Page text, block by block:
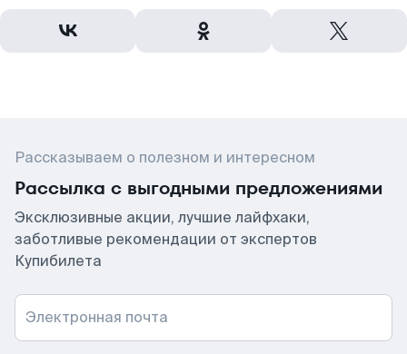
Рассказываем о полезном и интересном
Рассылка с выгодными предложениями
Эксклюзивные акции, лучшие лайфхаки,
заботливые рекомендации от экспертов
Купибилета
Электронная почта